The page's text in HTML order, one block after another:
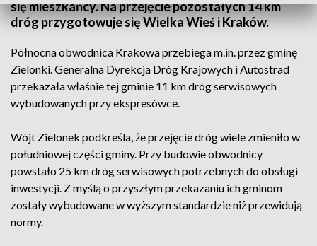
się mieszkańcy. Na przejęcie pozostałych 14 km
dróg przygotowuje się Wielka Wieś i Kraków.
Północna obwodnica Krakowa przebiega m.in. przez gminę
Zielonki. Generalna Dyrekcja Dróg Krajowych i Autostrad
przekazała właśnie tej gminie 11 km dróg serwisowych
wybudowanych przy ekspresówce.
Wójt Zielonek podkreśla, że przejęcie dróg wiele zmieniło w
południowej części gminy. Przy budowie obwodnicy
powstało 25 km dróg serwisowych potrzebnych do obsługi
inwestycji. Z myślą o przyszłym przekazaniu ich gminom
zostały wybudowane w wyższym standardzie niż przewidują
normy.